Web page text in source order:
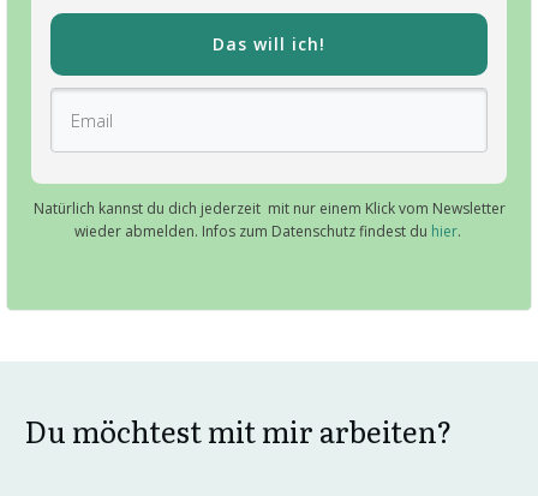
Das will ich!
Natürlich kannst du dich jederzeit mit nur einem Klick vom Newsletter
wieder abmelden. Infos zum Datenschutz findest du hier.
Du möchtest mit mir arbeiten?